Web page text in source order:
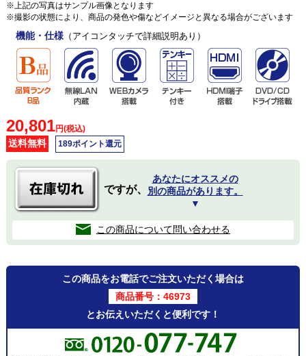
※上記の写真はサンプル画像となります
※撮影の状態により、商品の発色や傷などイメージと異なる場合がございます
機能・仕様（アイコンタッチで詳細説明あり）
20,801円(税込)
送料無料 189ポイント還元
ですが、
あなたにオススメの
別の商品があります。
▼
この商品について問い合わせる
この商品をお電話でご注文いただく場合は
商品番号：46973
とお伝えいただくと便利です！